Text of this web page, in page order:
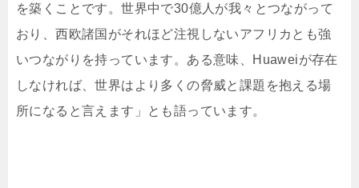
を築くことです。世界中で30億人が我々とつながって
おり、西欧諸国がそれほど注視しないアフリカとも強
いつながりを持っています。ある意味、Huaweiが存在
しなければ、世界はより多くの脅威と課題を抱える場
所になると言えます」とも語っています。